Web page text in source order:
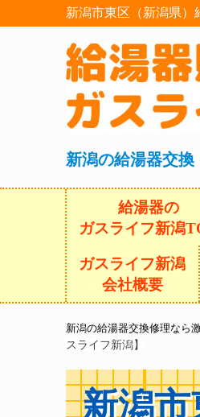
新潟市東区（新潟県
新潟の給湯器交換
給湯器の
ガスライフ新潟
ガスライフ新潟
会社概要
新潟の給湯器交換修理なら
スライフ新潟】
新潟